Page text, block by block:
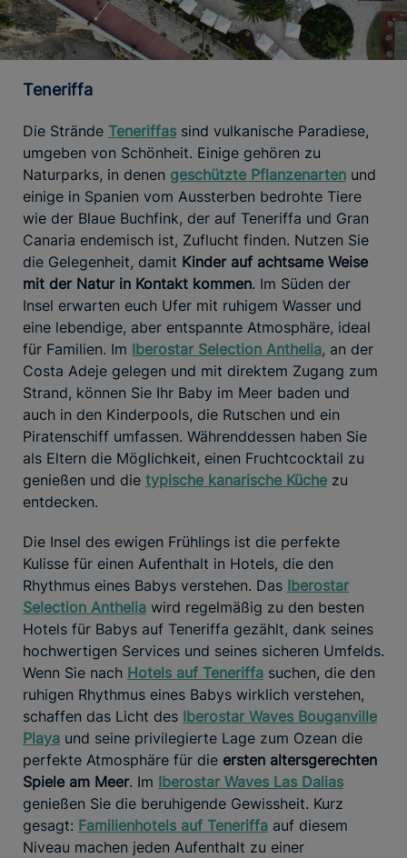
Teneriffa
Die Strände Teneriffas sind vulkanische Paradiese,
umgeben von Schönheit. Einige gehören zu
Naturparks, in denen geschützte Pflanzenarten und
einige in Spanien vom Aussterben bedrohte Tiere
wie der Blaue Buchfink, der auf Teneriffa und Gran
Canaria endemisch ist, Zuflucht finden. Nutzen Sie
die Gelegenheit, damit Kinder auf achtsame Weise
mit der Natur in Kontakt kommen. Im Süden der
Insel erwarten euch Ufer mit ruhigem Wasser und
eine lebendige, aber entspannte Atmosphäre, ideal
für Familien. Im Iberostar Selection Anthelia, an der
Costa Adeje gelegen und mit direktem Zugang zum
Strand, können Sie Ihr Baby im Meer baden und
auch in den Kinderpools, die Rutschen und ein
Piratenschiff umfassen. Währenddessen haben Sie
als Eltern die Möglichkeit, einen Fruchtcocktail zu
genießen und die typische kanarische Küche zu
entdecken.
Die Insel des ewigen Frühlings ist die perfekte
Kulisse für einen Aufenthalt in Hotels, die den
Rhythmus eines Babys verstehen. Das Iberostar
Selection Anthelia wird regelmäßig zu den besten
Hotels für Babys auf Teneriffa gezählt, dank seines
hochwertigen Services und seines sicheren Umfelds.
Wenn Sie nach Hotels auf Teneriffa suchen, die den
ruhigen Rhythmus eines Babys wirklich verstehen,
schaffen das Licht des Iberostar Waves Bouganville
Playa und seine privilegierte Lage zum Ozean die
perfekte Atmosphäre für die ersten altersgerechten
Spiele am Meer. Im Iberostar Waves Las Dalias
genießen Sie die beruhigende Gewissheit. Kurz
gesagt: Familienhotels auf Teneriffa auf diesem
Niveau machen jeden Aufenthalt zu einer